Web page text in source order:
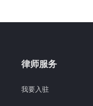
律师服务
我要入驻